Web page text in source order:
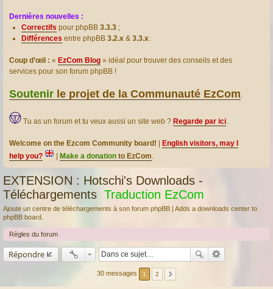
Dernières nouvelles :
Correctifs pour phpBB 3.3.3 ;
Différences entre phpBB 3.2.x & 3.3.x.
Coup d’œil : « EzCom Blog » idéal pour trouver des conseils et des
services pour son forum phpBB !
Soutenir le projet de la Communauté EzCom.
Tu as un forum et tu veux aussi un site web ? Regarde par ici.
Welcome on the Ezcom Community board!
English visitors, may I
help you?
Make a donation to EzCom.
EXTENSION : Hotschi's Downloads -
Téléchargements Traduction EzCom
Ajoute un centre de téléchargements à son forum phpBB | Adds a downloads center to
phpBB board.
Règles du forum
Répondre
30 messages 1 2